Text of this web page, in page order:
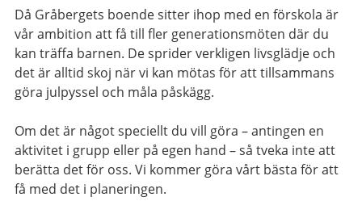
Då Gråbergets boende sitter ihop med en förskola är
vårambition att få till fler generationsmöten där du
kan träffa barnen. De sprider verkligen livsglädje och
det är alltid skoj när vi kan mötas för att tillsammans
göra julpyssel och måla påskägg.
Om det är något speciellt du vill göra – antingen en
aktivitet i grupp eller på egen hand – så tveka inte att
berätta det för oss. Vi kommer göra vårt bästa för att
få med det i planeringen.